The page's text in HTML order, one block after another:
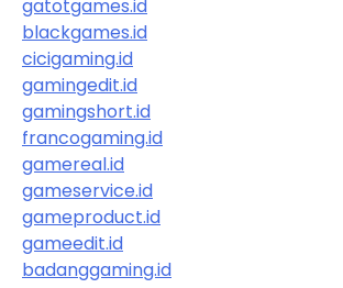
gatotgames.id
blackgames.id
cicigaming.id
gamingedit.id
gamingshort.id
francogaming.id
gamereal.id
gameservice.id
gameproduct.id
gameedit.id
badanggaming.id